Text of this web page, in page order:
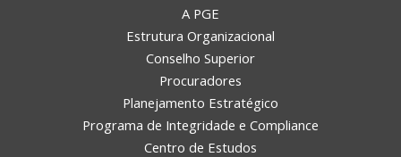
A PGE
Estrutura Organizacional
Conselho Superior
Procuradores
Planejamento Estratégico
Programa de Integridade e Compliance
Centro de Estudos